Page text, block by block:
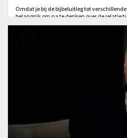
Omdat je bij de bijbeluitleg tot
belangrijk om na te denken over de relatie